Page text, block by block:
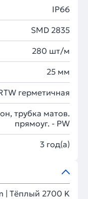
IP66
SMD 2835
280 шт/м
25 мм
герметичная
трубка матов.
прямоуг. - PW
3 год(а)
| Тёплый 2700 K